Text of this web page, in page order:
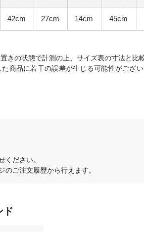
42cm 27cm 14cm 45cm
きの状態で計測の上、サイズ表の寸法と比
商品に若干の誤差が生じる可能性がござ
ください。
のご注文履歴から行えます。
ド